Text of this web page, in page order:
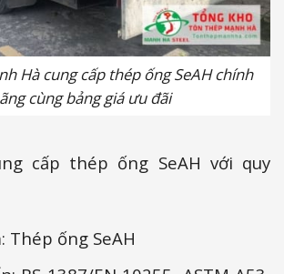
Hà cung cấp thép ống SeAH chính
cùng bảng giá ưu đãi
cấp thép ống SeAH với quy
Thép ống SeAH